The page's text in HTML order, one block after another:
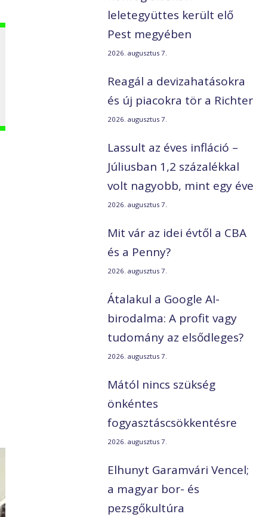
leletegyüttes került elő
Pest megyében
2026. augusztus 7.
Reagál a devizahatásokra
és új piacokra tör a Richter
2026. augusztus 7.
Lassult az éves infláció –
Júliusban 1,2 százalékkal
volt nagyobb, mint egy éve
2026. augusztus 7.
Mit vár az idei évtől a CBA
és a Penny?
2026. augusztus 7.
Átalakul a Google AI-
birodalma: A profit vagy
tudomány az elsődleges?
2026. augusztus 7.
Mától nincs szükség
önkéntes
fogyasztáscsökkentésre
2026. augusztus 7.
Elhunyt Garamvári Vencel;
a magyar bor- és
pezsgőkultúra